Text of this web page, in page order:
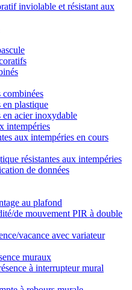
inviolable et résistant aux
combinées
en plastique
en acier inoxydable
intempéries
aux intempéries en cours
résistantes aux intempéries
de données
au plafond
de mouvement PIR à double
vacance avec variateur
muraux
à interrupteur mural